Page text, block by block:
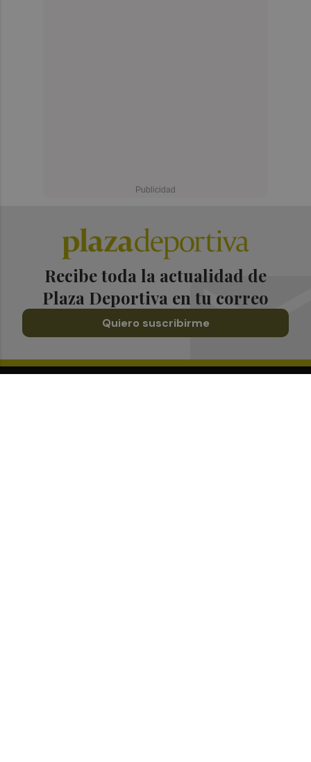
Recibe toda la actualidad de
Plaza Deportiva en tu correo
Quiero suscribirme